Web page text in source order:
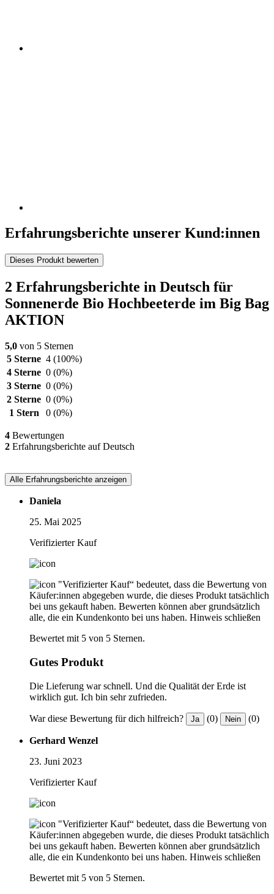
Erfahrungsberichte unserer Kund:innen
Dieses Produkt bewerten
2 Erfahrungsberichte in Deutsch für
Sonnenerde Bio Hochbeeterde im Big Bag
AKTION
5,0 von 5 Sternen
5 Sterne 4 (100%)
4 Sterne 0 (0%)
3 Sterne 0 (0%)
2 Sterne 0 (0%)
1 Stern
0 (0%)
4 Bewertungen
2 Erfahrungsberichte auf Deutsch
Alle Erfahrungsberichte anzeigen
Daniela
25. Mai 2025
Verifizierter Kauf
"Verifizierter Kauf“ bedeutet, dass die Bewertung von
Käufer:innen abgegeben wurde, die dieses Produkt tatsächlich
bei uns gekauft haben. Bewerten können aber grundsätzlich
alle, die ein Kundenkonto bei uns haben. Hinweis schließen
Bewertet mit 5 von 5 Sternen.
Gutes Produkt
Die Lieferung war schnell. Und die Qualität der Erde ist
wirklich gut. Ich bin sehr zufrieden.
War diese Bewertung für dich hilfreich? Ja (0) Nein (0)
Gerhard Wenzel
23. Juni 2023
Verifizierter Kauf
"Verifizierter Kauf“ bedeutet, dass die Bewertung von
Käufer:innen abgegeben wurde, die dieses Produkt tatsächlich
bei uns gekauft haben. Bewerten können aber grundsätzlich
alle, die ein Kundenkonto bei uns haben. Hinweis schließen
Bewertet mit 5 von 5 Sternen.